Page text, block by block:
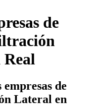
de
de
Lateral en